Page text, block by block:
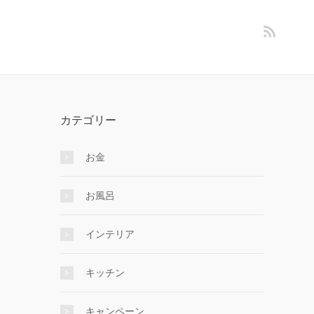
カテゴリー
お金
お風呂
インテリア
キッチン
キャンペーン